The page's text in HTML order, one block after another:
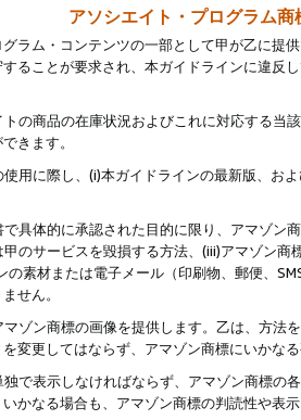
アソシエイト・プログラム
ラム・コンテンツの一部として甲が乙に提
ることが要求され、本ガイドラインに違反
の商品の在庫状況およびこれに対応する
きます。
用に際し、(i)本ガイドラインの最新版、お
具体的に承認された目的に限り、アマゾン
のサービスを毀損する方法、(iii)アマゾン
の素材または電子メール（印刷物、郵便、
せん。
ゾン商標の画像を提供します。乙は、方
変更してはならず、アマゾン商標にいかな
で表示しなければならず、アマゾン商標
かなる場合も、アマゾン商標の判読性や表